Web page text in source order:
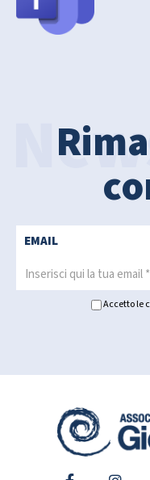
EMAIL
Accetto le